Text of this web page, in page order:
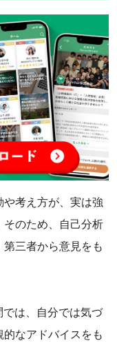
や考え方が、実は強
そのため、自己分析
三者から意見をも
は、自分では気づ
なアドバイスをも